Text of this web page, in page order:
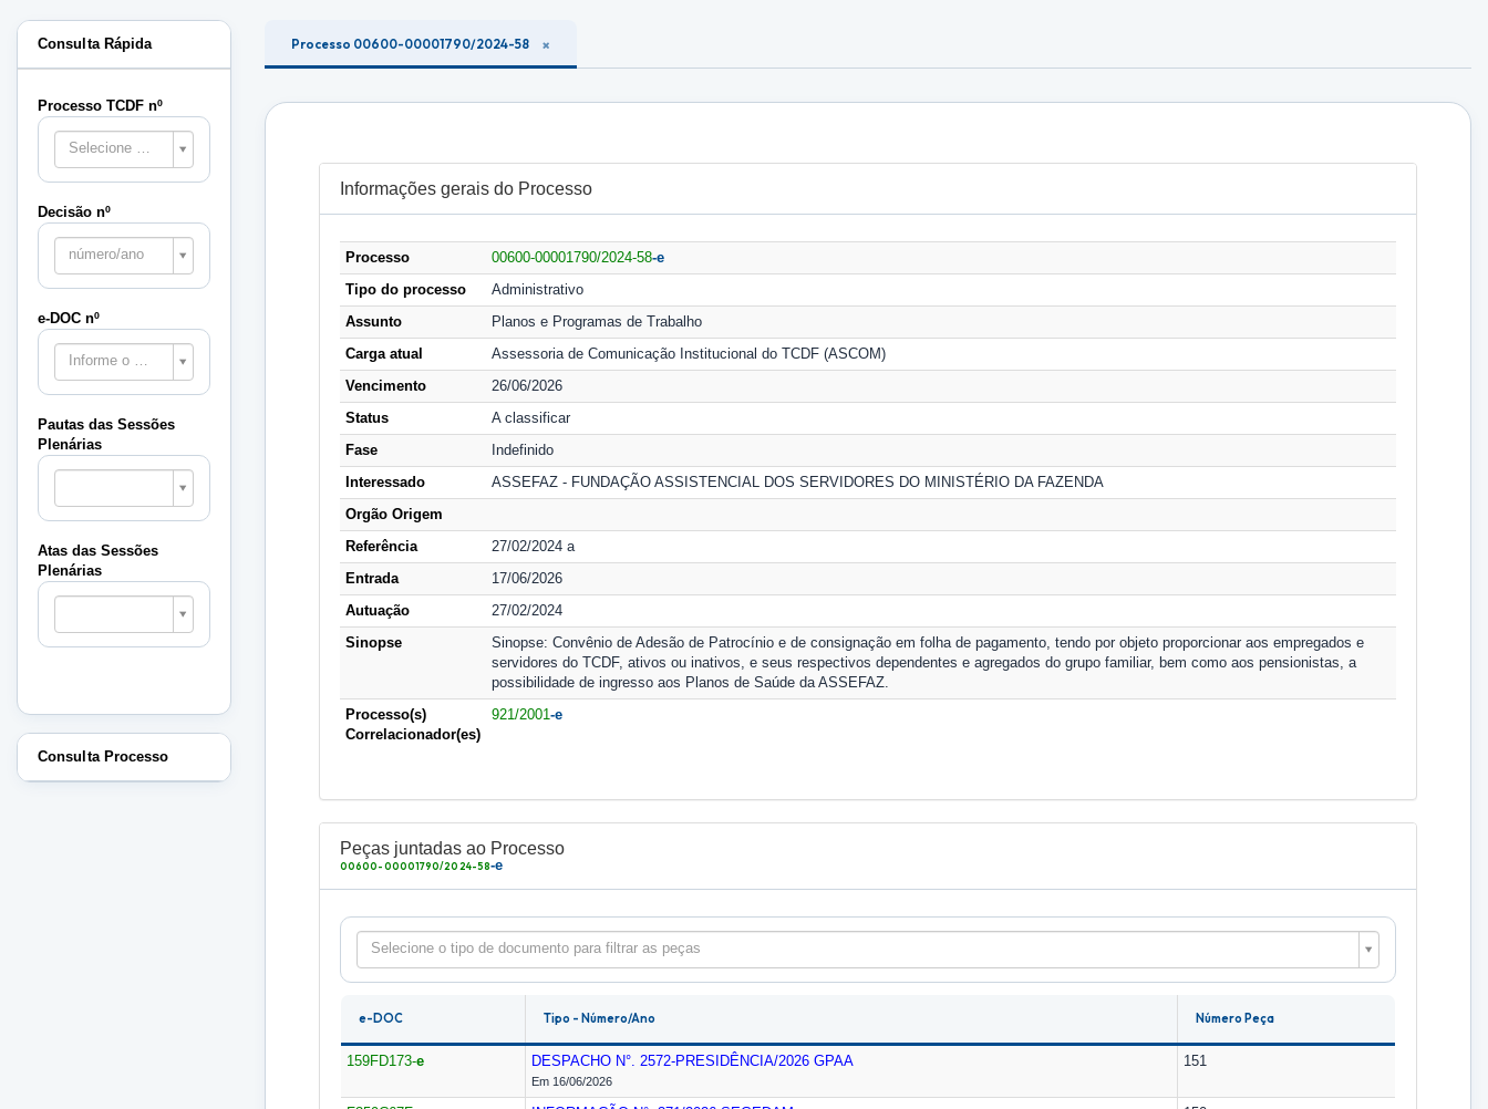
Consulta Rápida
Processo TCDF nº
Selecione o processo
Decisão nº
número/ano
e-DOC nº
Informe o e-DOC
Pautas das Sessões
Plenárias
Pautas
Sessões
Plenárias
Atas das Sessões
Plenárias
Atas
Sessões
Plenárias
Consulta Processo
Processo 00600-00001790/2024-58
Informações gerais do Processo
Processo 00600-00001790/2024-58-e
Tipo do processo
Administrativo
Assunto
Planos e Programas de Trabalho
Carga atual
Assessoria de Comunicação Institucional do TCDF (ASCOM)
Vencimento
26/06/2026
Status
A classificar
Fase
Indefinido
Interessado
ASSEFAZ - FUNDAÇÃO ASSISTENCIAL DOS SERVIDORES DO MINISTÉRIO DA FAZENDA
Orgão Origem
Referência
27/02/2024 a
Entrada
17/06/2026
Autuação
27/02/2024
Sinopse
Sinopse: Convênio de Adesão de Patrocínio e de consignação em folha de pagamento, tendo por objeto proporcionar aos empregados e
servidores do TCDF, ativos ou inativos, e seus respectivos dependentes e agregados do grupo familiar, bem como aos pensionistas, a
possibilidade de ingresso aos Planos de Saúde da ASSEFAZ.
Processo(s)
Correlacionador(es)
921/2001-e
Peças juntadas ao Processo
00600-00001790/2024-58-e
Selecione o tipo de documento para filtrar as peças
e-DOC Tipo - Número/Ano Número Peça
159FD173-e DESPACHO N°. 2572-PRESIDÊNCIA/2026 GPAA
Em 16/06/2026
151